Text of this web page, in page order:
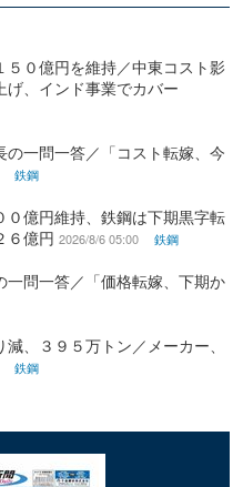
５０億円を維持／中東コスト影
、インド事業でカバー
の一問一答／「コスト転嫁、今
鉄鋼
億円維持、鉄鋼は下期黒字転
６億円 2026/8/6 05:00 鉄鋼
問一答／「価格転嫁、下期か
、３９５万トン／メーカー、
鉄鋼